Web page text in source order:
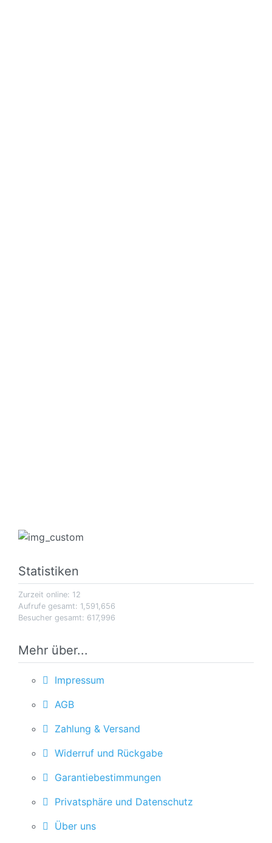
Statistiken
Zurzeit online: 12
Aufrufe gesamt: 1,591,656
Besucher gesamt: 617,996
Mehr über...
Impressum
AGB
Zahlung & Versand
Widerruf und Rückgabe
Garantiebestimmungen
Privatsphäre und Datenschutz
Über uns